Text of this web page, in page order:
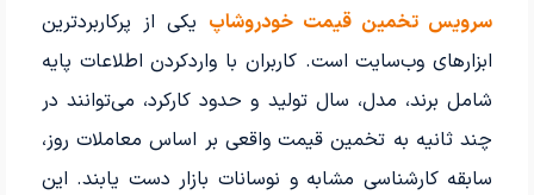
سرویس تخمین قیمت خودروشاپ یکی از پرکاربردترین
ابزارهای وب‌سایت است. کاربران با واردکردن اطلاعات پایه
شامل برند، مدل، سال تولید و حدود کارکرد، می‌توانند در
چند ثانیه به تخمین قیمت واقعی بر اساس معاملات روز،
سابقه کارشناسی مشابه و نوسانات بازار دست یابند. این